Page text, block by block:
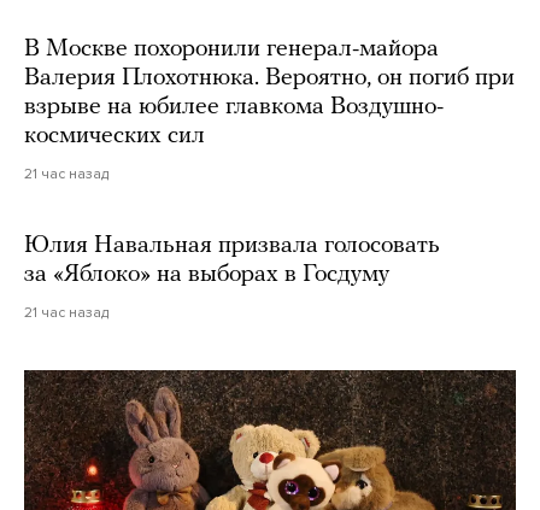
В Москве похоронили генерал-майора
Валерия Плохотнюка. Вероятно, он погиб при
взрыве на юбилее главкома Воздушно-
космических сил
21 час назад
Юлия Навальная призвала голосовать
за «Яблоко» на выборах в Госдуму
21 час назад